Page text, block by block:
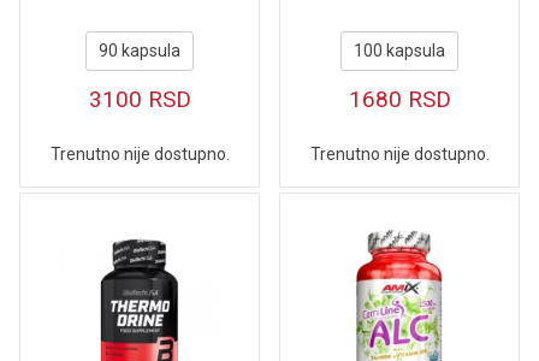
90 kapsula
3100 RSD
Trenutno nije dostupno.
100 kapsula
1680 RSD
Trenutno nije dostupno.